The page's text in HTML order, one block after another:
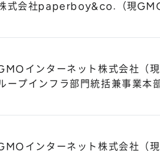
式会社paperboy&co.（現
インターネット株式会社（
ープインフラ部門統括兼事業本
インターネット株式会社（